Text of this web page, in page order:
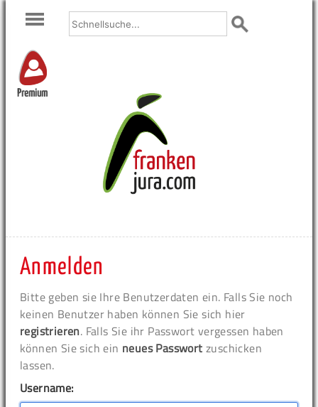
Premium
Anmelden
Bitte geben sie Ihre Benutzerdaten ein. Falls Sie noch
keinen Benutzer haben können Sie sich hier
registrieren. Falls Sie ihr Passwort vergessen haben
können Sie sich ein neues Passwort zuschicken
lassen.
Username: